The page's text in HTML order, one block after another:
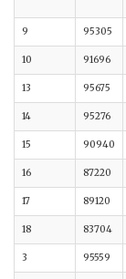
9 95305
10 91696
13 95675
14 95276
15 90940
16 87220
17 89120
18 83704
3 95559